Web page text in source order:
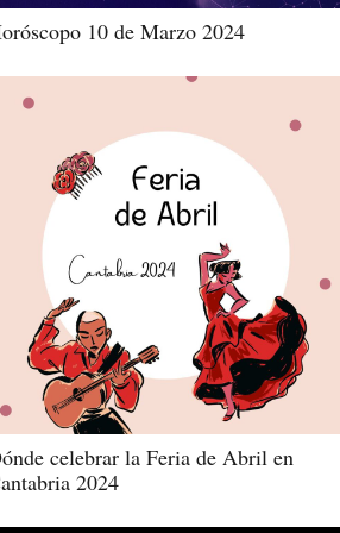
10 de Marzo 2024
celebrar la Feria de Abril en
2024